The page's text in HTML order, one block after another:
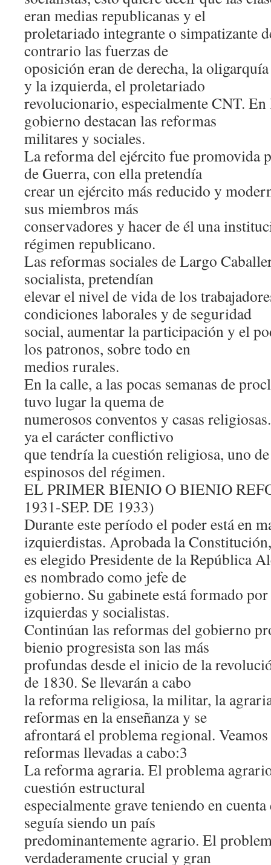
eran medias republicanas y el
proletariado integrante o simpatizante
contrario las fuerzas de
oposición eran de derecha, la
y la izquierda, el proletariado
revolucionario, especialmente CNT. En
gobierno destacan las reformas
militares y sociales.
La reforma del ejército fue promovida
de Guerra, con ella pretendía
crear un ejército más reducido y
sus miembros más
conservadores y hacer de él una
régimen republicano.
Las reformas sociales de Largo
socialista, pretendían
elevar el nivel de vida de los
condiciones laborales y de seguridad
social, aumentar la participación y el
los patronos, sobre todo en
medios rurales.
En la calle, a las pocas semanas de
tuvo lugar la quema de
numerosos conventos y casas
ya el carácter conflictivo
que tendría la cuestión religiosa, uno
espinosos del régimen.
EL PRIMER BIENIO O BIENIO
1931-SEP. DE 1933)
Durante este período el poder está en
izquierdistas. Aprobada la Constitución,
es elegido Presidente de la República
es nombrado como jefe de
gobierno. Su gabinete está formado
izquierdas y socialistas.
Continúan las reformas del gobierno
bienio progresista son las más
profundas desde el inicio de la
de 1830. Se llevarán a cabo
la reforma religiosa, la militar, la
reformas en la enseñanza y se
afrontará el problema regional.
reformas llevadas a cabo:3
La reforma agraria. El problema
cuestión estructural
especialmente grave teniendo en cuenta
seguía siendo un país
predominantemente agrario. El
verdaderamente crucial y gran